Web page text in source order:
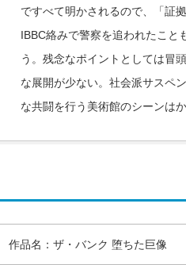
ですべて明かされるので、「証
IBBC絡みで警察を追われたこと
う。残念なポイントとしては冒
な展開が少ない。社会派サスペ
な共闘を行う美術館のシーンは
作品名：ザ・バンク 堕ちた巨像